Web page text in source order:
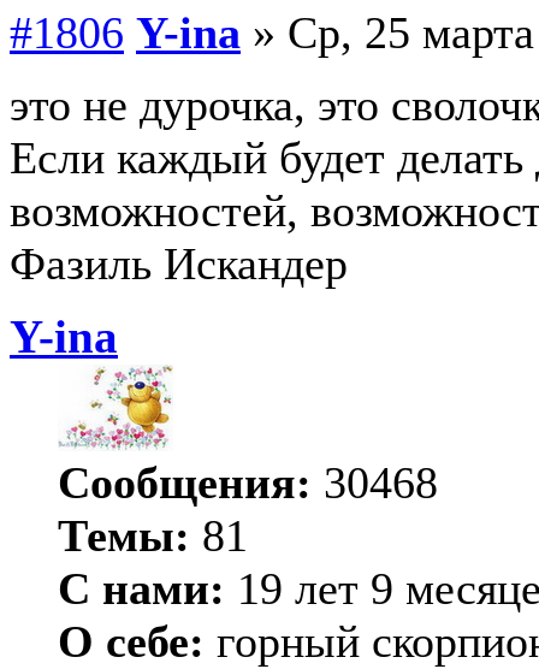
#1806 Y-ina » Ср, 25
это не дурочка, это
Если каждый будет
возможностей,
Фазиль Искандер
Y-ina
Сообщения: 30468
Темы: 81
С нами: 19 лет 9
О себе: горный